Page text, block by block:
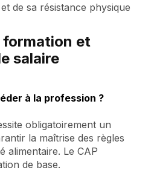
de sa résistance physique
formation et
salaire
à la profession ?
obligatoirement un
la maîtrise des règles
alimentaire. Le CAP
de base.